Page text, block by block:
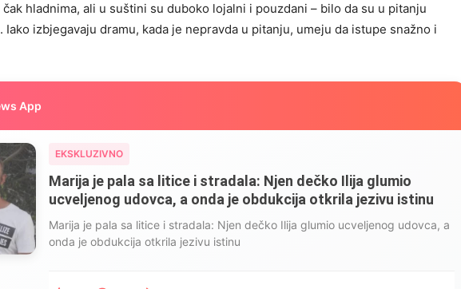
hladnima, ali u suštini su duboko lojalni i pouzdani – bilo da su u pitanju
Iako izbjegavaju dramu, kada je nepravda u pitanju, umeju da istupe snažno i
App
EKSKLUZIVNO
Marija je pala sa litice i stradala: Njen dečko Ilija glumio
ucveljenog udovca, a onda je obdukcija otkrila jezivu istinu
Marija je pala sa litice i stradala: Njen dečko Ilija glumio ucveljenog udovca, a
onda je obdukcija otkrila jezivu istinu